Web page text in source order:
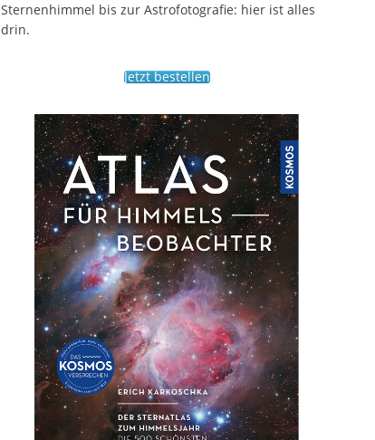
Sternenhimmel bis zur Astrofotografie: hier ist alles
drin.
Jetzt bestellen